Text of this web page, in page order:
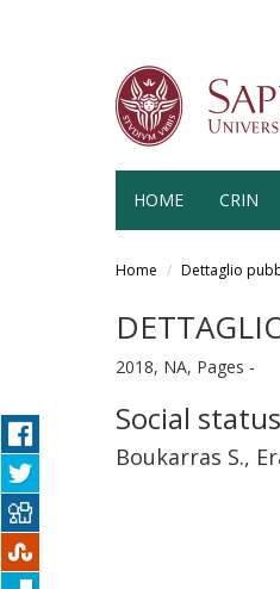
HOME CRIN
Home Dettaglio
2018, NA, Pages -
Social
Boukarras S.,